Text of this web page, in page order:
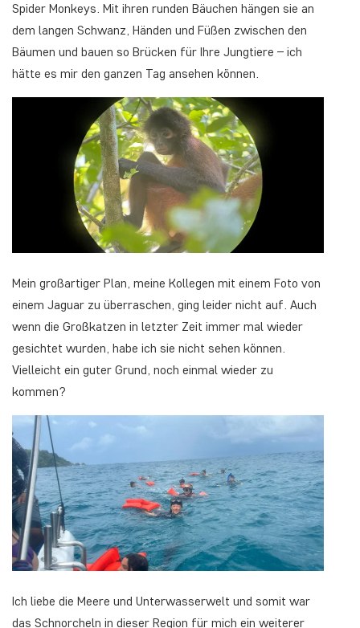
Spider Monkeys. Mit ihren runden Bäuchen hängen sie an
dem langen Schwanz, Händen und Füßen zwischen den
Bäumen und bauen so Brücken für Ihre Jungtiere – ich
hätte es mir den ganzen Tag ansehen können.
Mein großartiger Plan, meine Kollegen mit einem Foto von
einem Jaguar zu überraschen, ging leider nicht auf. Auch
wenn die Großkatzen in letzter Zeit immer mal wieder
gesichtet wurden, habe ich sie nicht sehen können.
Vielleicht ein guter Grund, noch einmal wieder zu
kommen?
Ich liebe die Meere und Unterwasserwelt und somit war
das Schnorcheln in dieser Region für mich ein weiterer